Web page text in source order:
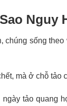
Nguy
chúng sống
mà ở chỗ tảo
tảo quang